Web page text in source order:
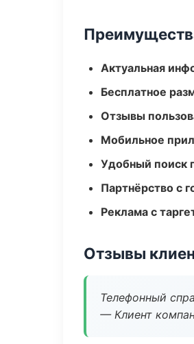
Актуальная
Бесплатное
Отзывы
Мобильное
Удобный поиск
Партнёрство с
Реклама с
Отзывы
Телефонный
— Клиент